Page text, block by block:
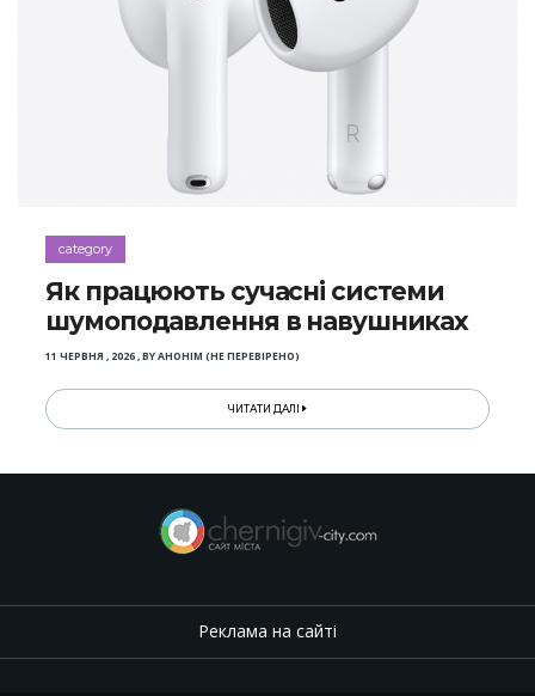
category
Як працюють сучасні системи
шумоподавлення в навушниках
11 ЧЕРВНЯ , 2026,BYАНОНІМ (НЕ ПЕРЕВІРЕНО)
ЧИТАТИ ДАЛІ
Реклама на сайті